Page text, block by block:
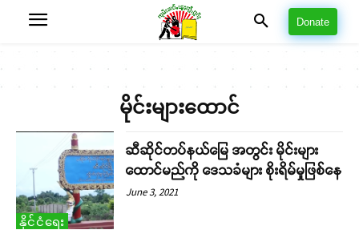
Donate
မိုင်းများထောင်
နိုင်ငံရေး
ဆီဆိုင်တပ်နယ်မြေ အတွင်း မိုင်းများ
ထောင်မည်ကို ဒေသခံများ စိုးရိမ်မှုဖြစ်နေ
June 3, 2021